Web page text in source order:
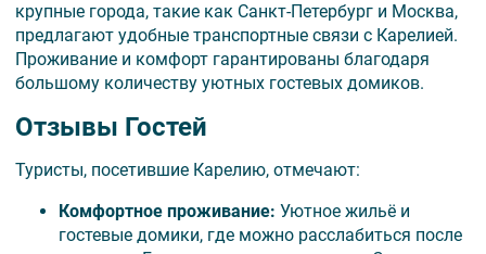
крупные города, такие как Санкт-Петербург и Москва,
предлагают удобные транспортные связи с Карелией.
Проживание и комфорт гарантированы благодаря
большому количеству уютных гостевых домиков.
Отзывы Гостей
Туристы, посетившие Карелию, отмечают:
Комфортное проживание: Уютное жильё и
гостевые домики, где можно расслабиться после